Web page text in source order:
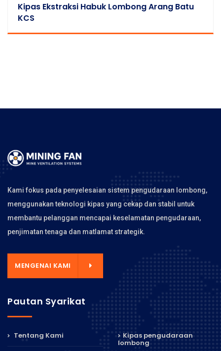
Kipas Ekstraksi Habuk Lombong Arang Batu
KCS
Kami fokus pada penyelesaian sistem pengudaraan lombong,
menggunakan teknologi kipas yang cekap dan stabil untuk
membantu pelanggan mencapai keselamatan pengudaraan,
penjimatan tenaga dan matlamat strategik.
MENGENAI KAMI
Pautan Syarikat
Tentang Kami Kipas pengudaraan
lombong